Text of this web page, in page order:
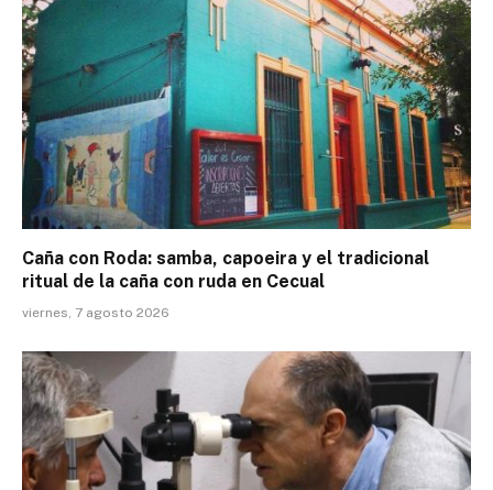
Caña con Roda: samba, capoeira y el tradicional
ritual de la caña con ruda en Cecual
viernes, 7 agosto 2026